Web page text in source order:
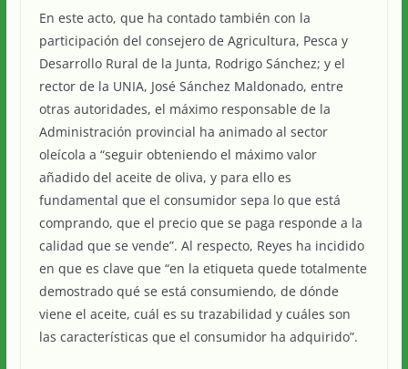
En este acto, que ha contado también con la
participación del consejero de Agricultura, Pesca y
Desarrollo Rural de la Junta, Rodrigo Sánchez; y el
rector de la UNIA, José Sánchez Maldonado, entre
otras autoridades, el máximo responsable de la
Administración provincial ha animado al sector
oleícola a “seguir obteniendo el máximo valor
añadido del aceite de oliva, y para ello es
fundamental que el consumidor sepa lo que está
comprando, que el precio que se paga responde a la
calidad que se vende”. Al respecto, Reyes ha incidido
en que es clave que “en la etiqueta quede totalmente
demostrado qué se está consumiendo, de dónde
viene el aceite, cuál es su trazabilidad y cuáles son
las características que el consumidor ha adquirido”.